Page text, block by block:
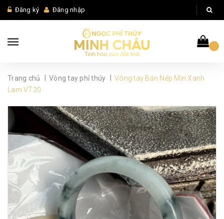
Đăng ký Đăng nhập
Trang chủ Vòng tay phỉ thúy
Vòng tay Bản Nếp Mịn Xanh
Lam VT20